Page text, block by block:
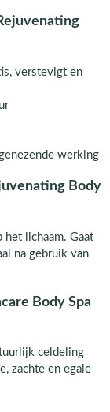
verstevigt en
werking
Body
het lichaam. Gaat
na gebruik van
Body Spa
celdeling
zachte en egale